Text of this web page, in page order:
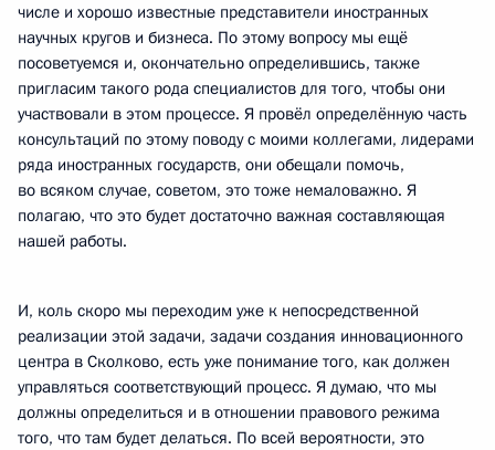
числе и хорошо известные представители иностранных
научных кругов и бизнеса. По этому вопросу мы ещё
посоветуемся и, окончательно определившись, также
пригласим такого рода специалистов для того, чтобы они
участвовали в этом процессе. Я провёл определённую часть
консультаций по этому поводу с моими коллегами, лидерами
ряда иностранных государств, они обещали помочь,
во всяком случае, советом, это тоже немаловажно. Я
полагаю, что это будет достаточно важная составляющая
нашей работы.
И, коль скоро мы переходим уже к непосредственной
реализации этой задачи, задачи создания инновационного
центра в Сколково, есть уже понимание того, как должен
управляться соответствующий процесс. Я думаю, что мы
должны определиться и в отношении правового режима
того, что там будет делаться. По всей вероятности, это